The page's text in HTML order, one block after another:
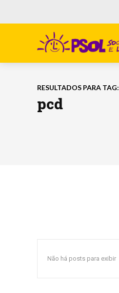
RESULTADOS PARA TAG:
pcd
Não há posts para exibir